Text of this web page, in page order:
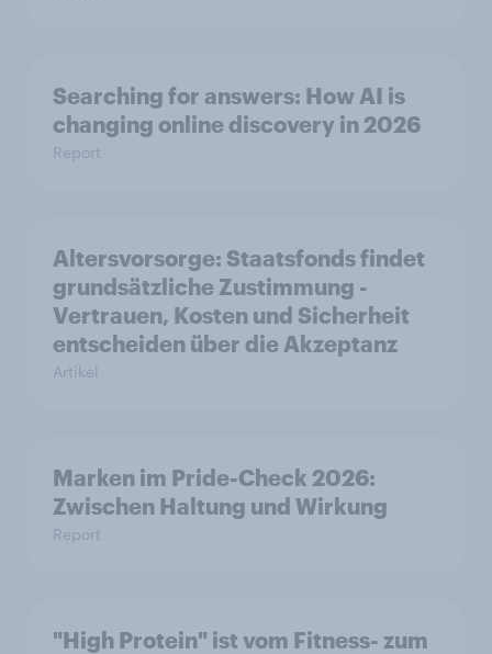
Searching for answers: How AI is
changing online discovery in 2026
Report
Altersvorsorge: Staatsfonds findet
grundsätzliche Zustimmung -
Vertrauen, Kosten und Sicherheit
entscheiden über die Akzeptanz
Artikel
Marken im Pride-Check 2026:
Zwischen Haltung und Wirkung
Report
"High Protein" ist vom Fitness- zum